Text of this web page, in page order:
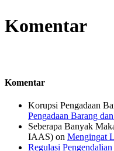
Komentar
Komentar
Korupsi Pengadaan
Pengadaan Barang
Seberapa Banyak
IAAS) on Mengingat
Regulasi